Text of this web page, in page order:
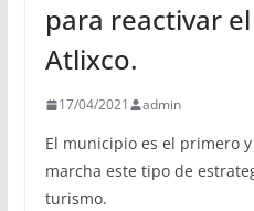
para reactivar
Atlixco.
17/04/2021 admin
El municipio es el primero
marcha este tipo de
turismo.